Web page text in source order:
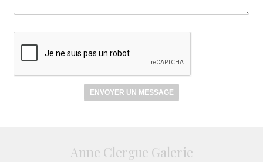
Anne Clergue Galerie